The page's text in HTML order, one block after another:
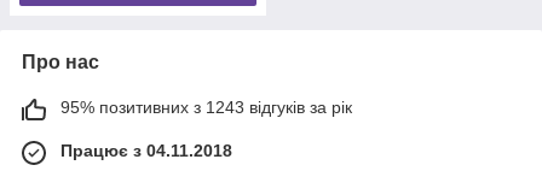
Про нас
95% позитивних з 1243 відгуків за рік
Працює з 04.11.2018